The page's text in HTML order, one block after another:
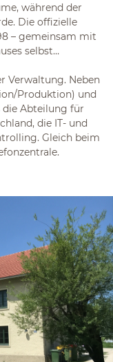
während der
Die offizielle
– gemeinsam mit
selbst…
Verwaltung. Neben
Produktion) und
die Abteilung für
die IT- und
Gleich beim